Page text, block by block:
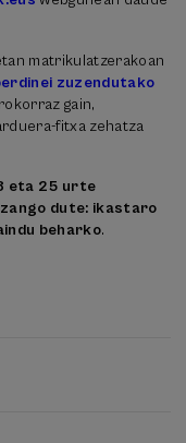
matrikulatzerakoan
zuzendutako
gain,
fitxa zehatza
eta 25 urte
dute: ikastaro
beharko.